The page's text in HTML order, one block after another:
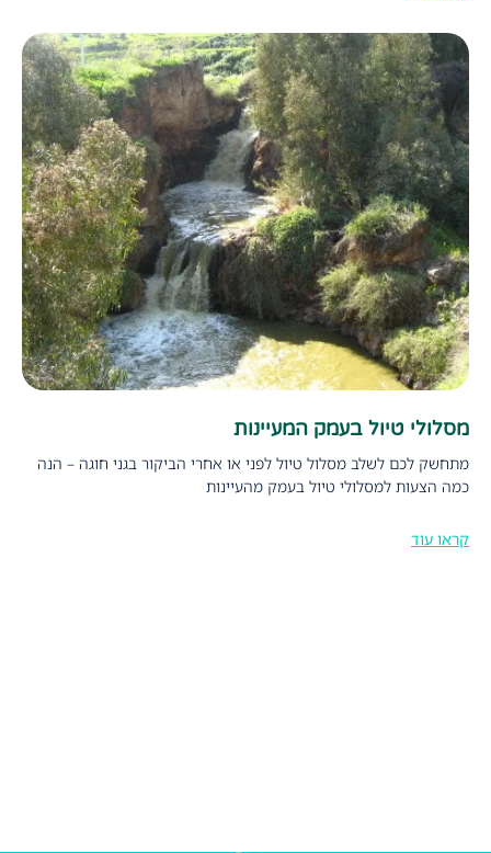
מסלולי טיול בעמק המעיינות
מתחשק לכם לשלב מסלול טיול לפני או אחרי הביקור בגני חוגה – הנה
כמה הצעות למסלולי טיול בעמק מהעיינות
קראו עוד